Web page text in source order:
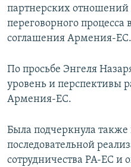
партнерских
переговорного процесса
соглашения Армения-ЕС.
По просьбе Энгеля
уровень и перспективы
Армения-ЕС.
Была подчеркнула также
последовательной
сотрудничества РА-ЕС и